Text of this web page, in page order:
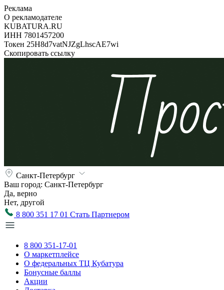
Реклама
О рекламодателе
KUBATURA.RU
ИНН 7801457200
Токен 25H8d7vatNJZgLhscAE7wi
Скопировать ссылку
Санкт-Петербург
Ваш город: Санкт-Петербург
Да, верно
Нет, другой
8 800 351 17 01 Стать Партнером
8 800 351-17-01
О маркетплейсе
О федеральных ТЦ Кубатура
Бонусные баллы
Акции